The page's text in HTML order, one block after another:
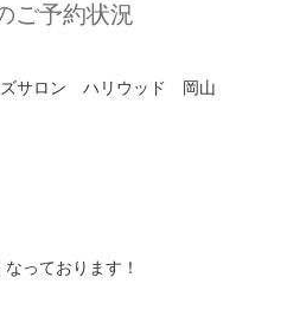
ご予約状況
ズサロン ハリウッド 岡山
っております！